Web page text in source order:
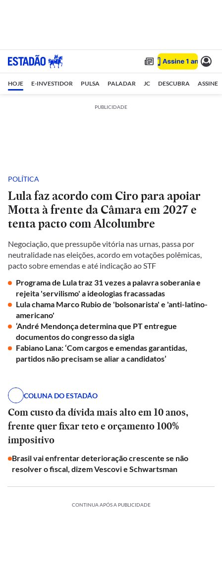
HOJE E-INVESTIDOR PULSA PALADAR JC DESCUBRA ASSINE
PUBLICIDADE
POLÍTICA
Lula faz acordo com Ciro para apoiar
Motta à frente da Câmara em 2027 e
tenta pacto com Alcolumbre
Negociação, que pressupõe vitória nas urnas, passa por
neutralidade nas eleições, acordo em votações polêmicas,
pacto sobre emendas e até indicação ao STF
Programa de Lula traz 31 vezes a palavra soberania e
rejeita 'servilismo' a ideologias fracassadas
Lula chama Marco Rubio de 'bolsonarista' e 'anti-latino-
americano'
‘André Mendonça determina que PT entregue
documentos do congresso da sigla
Fabiano Lana: ‘Com cargos e emendas garantidas,
partidos não precisam se aliar a candidatos’
COLUNA DO ESTADÃO
Com custo da dívida mais alto em 10 anos,
frente quer fixar teto e orçamento 100%
impositivo
Brasil vai enfrentar deterioração crescente se não
resolver o fiscal, dizem Vescovi e Schwartsman
CONTINUA APÓS A PUBLICIDADE